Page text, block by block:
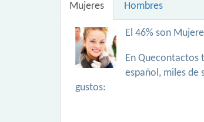
Mujeres Hombres
El 46% son
En Quecontactos
español, miles de
gustos: